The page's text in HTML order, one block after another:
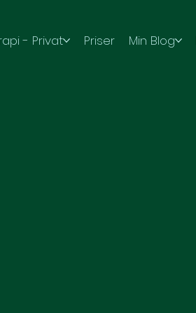
- Privat Priser Min Blog